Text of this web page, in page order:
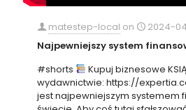
matestep-local on
2024-
Najpewniejszy system
#shorts
Kupuj biznesowe
wydawnictwie: https://
jest najpewniejszym systemem